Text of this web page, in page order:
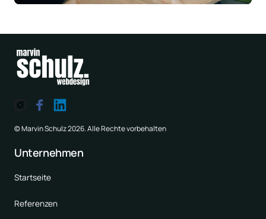
© Marvin Schulz 2026. Alle Rechte vorbehalten
Unternehmen
Startseite
Referenzen